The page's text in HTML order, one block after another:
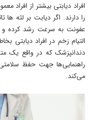
افراد دیابتی بیشتر از افراد
را دارند. اگر دیابت بر لثه
عفونت به سرعت رشد کرده و
التیام زخم در افراد دیابتی
دندانپزشک که در واقع یک
راهنمایی‌ها جهت حفظ
می‌کند.